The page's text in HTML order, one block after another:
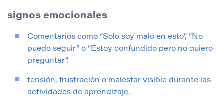
signos emocionales
Comentarios como “Solo soy malo en esto”, “No
puedo seguir” o “Estoy confundido pero no quiero
preguntar”.
tensión, frustración o malestar visible durante las
actividades de aprendizaje.